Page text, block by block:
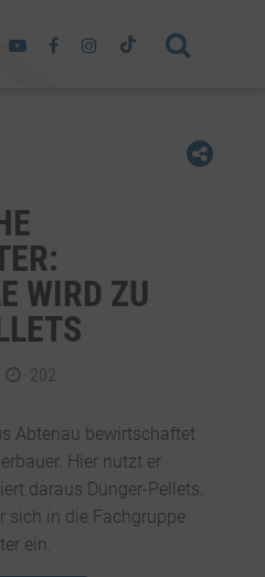
WIRD ZU
202
Abtenau bewirtschaftet
Hier nutzt er
daraus Dünger-Pellets.
sich in die Fachgruppe
ein.